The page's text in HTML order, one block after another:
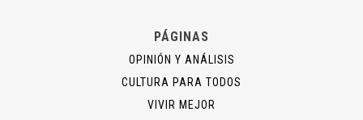
PÁGINAS
OPINIÓN Y ANÁLISIS
CULTURA PARA TODOS
VIVIR MEJOR